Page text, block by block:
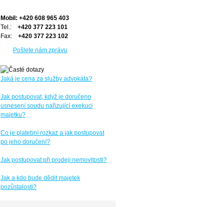
Mobil: +420 608 965 403
Tel.: +420 377 223 101
Fax: +420 377 223 102
Pošlete nám zprávu
Jaká je cena za služby advokáta?
Jak postupovat, když je doručeno
usnesení soudu nařizující exekuci
majetku?
Co je platební rozkaz a jak postupovat
po jeho doručení?
Jak postupovat při prodeji nemovitosti?
Jak a kdo bude dědit majetek
pozůstalosti?